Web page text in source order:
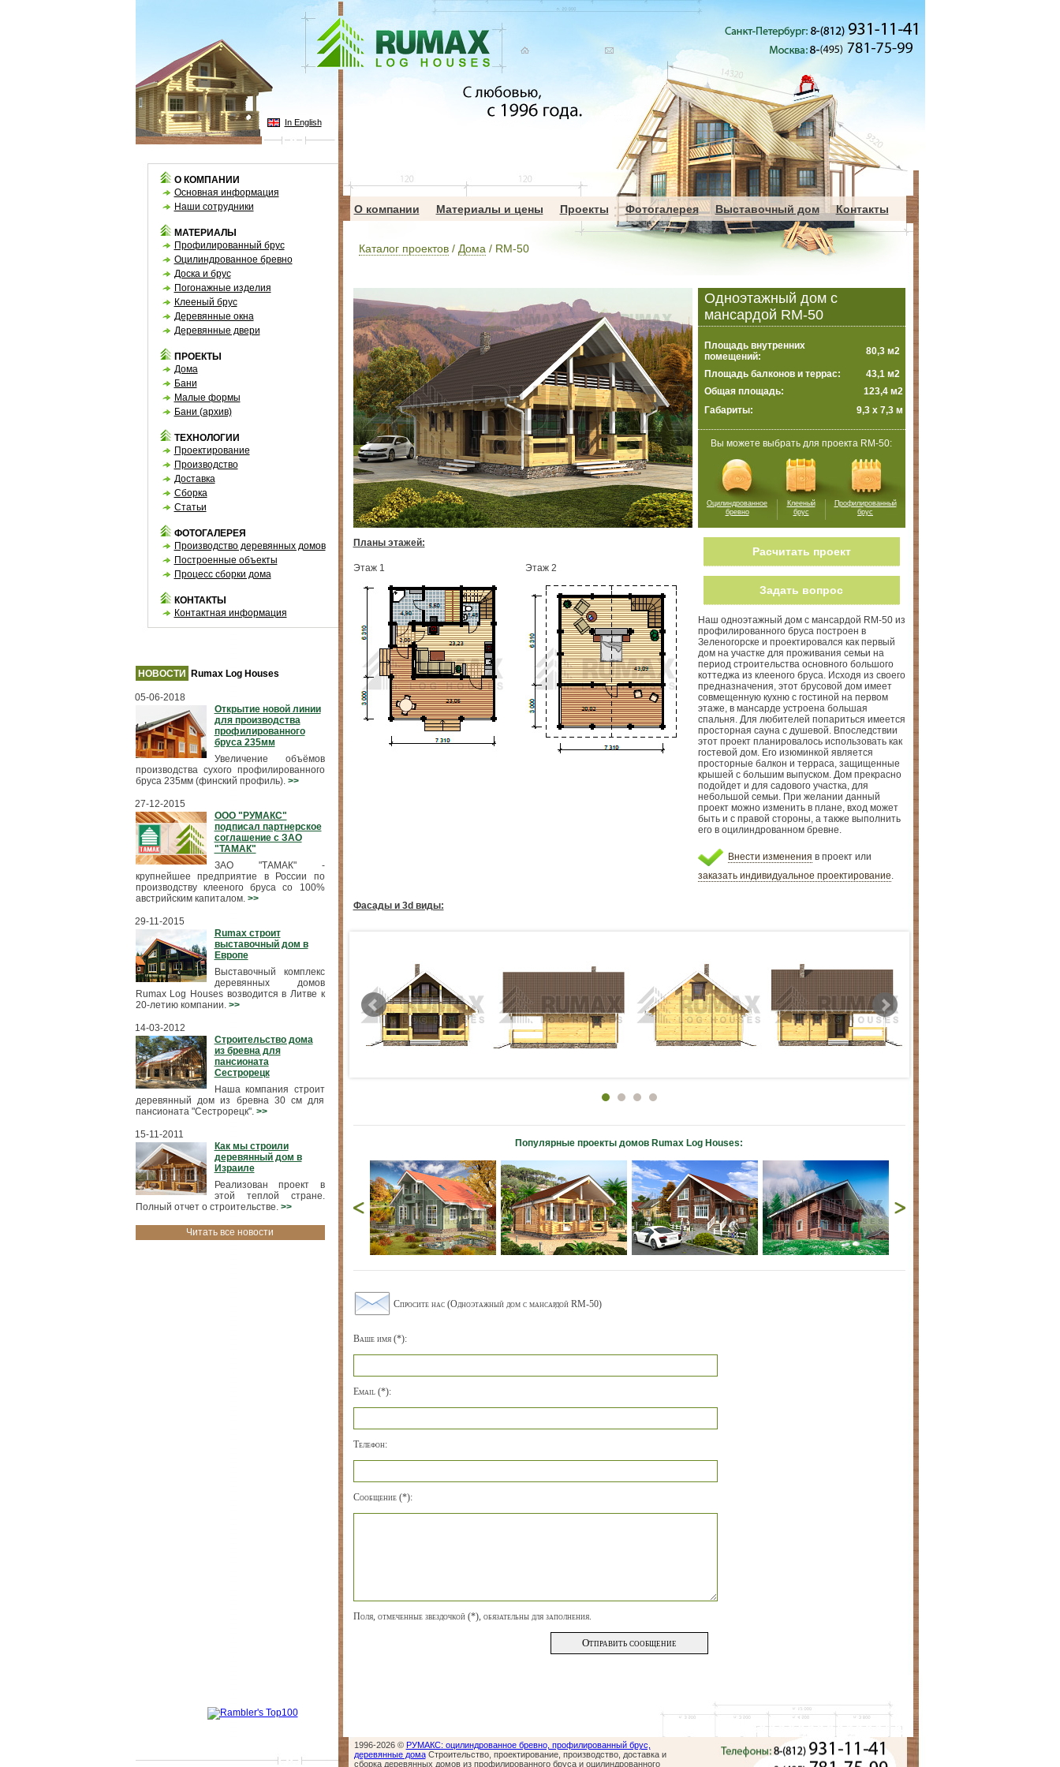
In English
О КОМПАНИИ
Основная информация
Наши сотрудники
МАТЕРИАЛЫ
Профилированный брус
Оцилиндрованное бревно
Доска и брус
Погонажные изделия
Клееный брус
Деревянные окна
Деревянные двери
ПРОЕКТЫ
Дома
Бани
Малые формы
Бани (архив)
ТЕХНОЛОГИИ
Проектирование
Производство
Доставка
Сборка
Статьи
ФОТОГАЛЕРЕЯ
Производство деревянных домов
Построенные объекты
Процесс сборки дома
КОНТАКТЫ
Контактная информация
НОВОСТИ Rumax Log Houses
05-06-2018
Открытие новой линии
для производства
профилированного
бруса 235мм
Увеличение объёмов
производства сухого профилированного
бруса 235мм (финский профиль). >>
27-12-2015
ООО "РУМАКС"
подписал партнерское
соглашение с ЗАО
"ТАМАК"
ЗАО "ТАМАК" -
крупнейшее предприятие в России по
производству клееного бруса со 100%
австрийским капиталом. >>
29-11-2015
Rumax строит
выставочный дом в
Европе
Выставочный комплекс
деревянных домов
Rumax Log Houses возводится в Литве к
20-летию компании. >>
14-03-2012
Строительство дома
из бревна для
пансионата
Сестрорецк
Наша компания строит
деревянный дом из бревна 30 см для
пансионата "Сестрорецк". >>
15-11-2011
Как мы строили
деревянный дом в
Израиле
Реализован проект в
этой теплой стране.
Полный отчет о строительстве. >>
Читать все новости
О компании Материалы и цены Проекты Фотогалерея Выставочный дом Контакты
Каталог проектов/ Дома / RM-50
Планы этажей:
Этаж 1 Этаж 2
Одноэтажный дом с
мансардой RM-50
Площадь внутренних
помещений:
80,3 м2
Площадь балконов и террас:
43,1 м2
Общая площадь:
123,4 м2
Габариты:
9,3 х 7,3 м
Вы можете выбрать для проекта RM-50:
Оцилиндрованное
бревно
Клееный
брус
Профилированный
брус
Расчитать проект
Задать вопрос
Наш одноэтажный дом с мансардой RM-50 из
профилированного бруса построен в
Зеленогорске и проектировался как первый
дом на участке для проживания семьи на
период строительства основного большого
коттеджа из клееного бруса. Исходя из своего
предназначения, этот брусовой дом имеет
совмещенную кухню с гостиной на первом
этаже, в мансарде устроена большая
спальня. Для любителей попариться имеется
просторная сауна с душевой. Впоследствии
этот проект планировалось использовать как
гостевой дом. Его изюминкой является
просторные балкон и терраса, защищенные
крышей с большим выпуском. Дом прекрасно
подойдет и для садового участка, для
небольшой семьи. При желании данный
проект можно изменить в плане, вход может
быть и с правой стороны, а также выполнить
его в оцилиндрованном бревне.
Внести изменения в проект или
заказать индивидуальное проектирование.
Фасады и 3d виды:
Популярные проекты домов Rumax Log Houses:
Спросите нас (Одноэтажный дом с мансардой RM-50)
Ваше имя (*):
Email (*):
Телефон:
Сообщение (*):
Поля, отмеченные звездочкой (*), обязательны для заполнения.
1996-2026 © РУМАКС: оцилиндрованное бревно, профилированный брус,
деревянные домаСтроительство, проектирование, производство, доставка и
сборка деревянных домов из профилированного бруса и оцилиндрованного